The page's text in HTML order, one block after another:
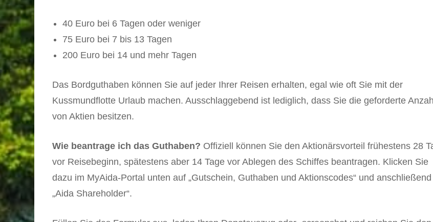
40 Euro bei 6 Tagen oder weniger
75 Euro bei 7 bis 13 Tagen
200 Euro bei 14 und mehr Tagen
Das Bordguthaben können Sie auf jeder Ihrer Reisen erhalten, egal wie oft Sie mit der
Kussmundflotte Urlaub machen. Ausschlaggebend ist lediglich, dass Sie die geforderte Anzahl
von Aktien besitzen.
Wie beantrage ich das Guthaben? Offiziell können Sie den Aktionärsvorteil frühestens 28
vor Reisebeginn, spätestens aber 14 Tage vor Ablegen des Schiffes beantragen. Klicken Sie
dazu im MyAida-Portal unten auf „Gutschein, Guthaben und Aktionscodes“ und
„Aida Shareholder“.